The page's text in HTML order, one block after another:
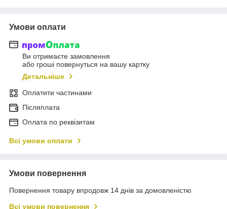
Умови оплати
Ви отримаєте замовлення
або гроші повернуться на вашу картку
Детальніше
Оплатити частинами
Післяплата
Оплата по реквізитам
Всі умови оплати
Умови повернення
Повернення товару впродовж 14 днів за домовленістю
Всі умови повернення